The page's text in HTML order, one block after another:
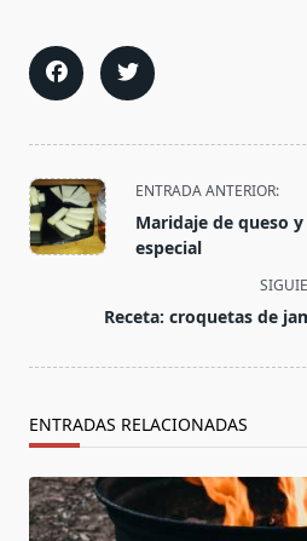
<span
class="nav-
subtitle
text">Página</span>
ENTRADA ANTERIOR:
Maridaje de queso
especial
Receta: croquetas de
ENTRADAS RELACIONADAS